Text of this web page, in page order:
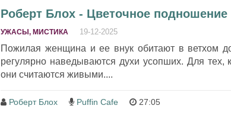
Роберт Блох - Цветочное подношение
УЖАСЫ, МИСТИКА 19-12-2025
Пожилая женщина и ее внук обитают в ветхом
регулярно наведываются духи усопших. Для тех,
они считаются живыми....
Роберт Блох Puffin Cafe 27:05